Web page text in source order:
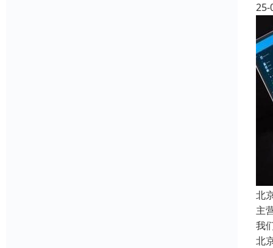
25-
北
主
我
北